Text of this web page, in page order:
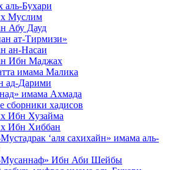
аль-Бухари
Муслим
Абу Дауд
ат-Тирмизи»
ан-Насаи
Ибн Маджах
имама Малика
ад-Дарими
имама Ахмада
сборники хадисов
Ибн Хузайма
Ибн Хиббан
‘аля сахихайн» имама аль-
Мусаннаф» Ибн Аби Шейбы